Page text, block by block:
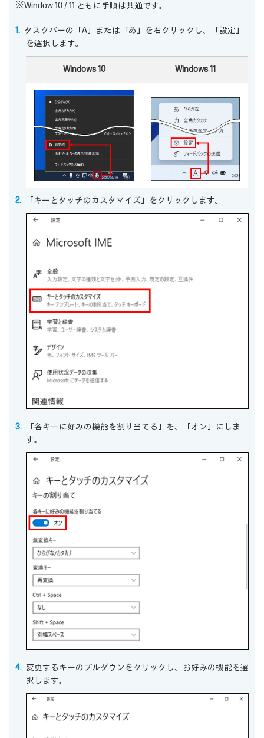
※Window 10 / 11 ともに手順は共通です。
タスクバーの「A」または「あ」を右クリックし、「設定」
を選択します。
Windows 10 Windows 11
「キーとタッチのカスタマイズ」をクリックします。
「各キーに好みの機能を割り当てる」を、「オン」にしま
す。
変更するキーのプルダウンをクリックし、お好みの機能を選
択します。